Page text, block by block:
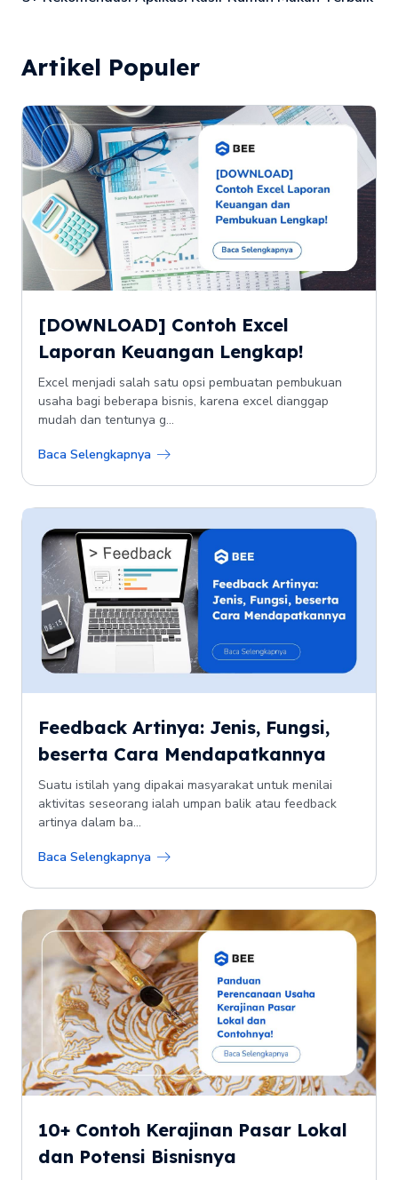
Artikel Populer
[DOWNLOAD] Contoh Excel
Laporan Keuangan Lengkap!
Excel menjadi salah satu opsi pembuatan pembukuan
usaha bagi beberapa bisnis, karena excel dianggap
mudah dan tentunya g...
Baca Selengkapnya
Feedback Artinya: Jenis, Fungsi,
beserta Cara Mendapatkannya
Suatu istilah yang dipakai masyarakat untuk menilai
aktivitas seseorang ialah umpan balik atau feedback
artinya dalam ba...
Baca Selengkapnya
10+ Contoh Kerajinan Pasar Lokal
dan Potensi Bisnisnya